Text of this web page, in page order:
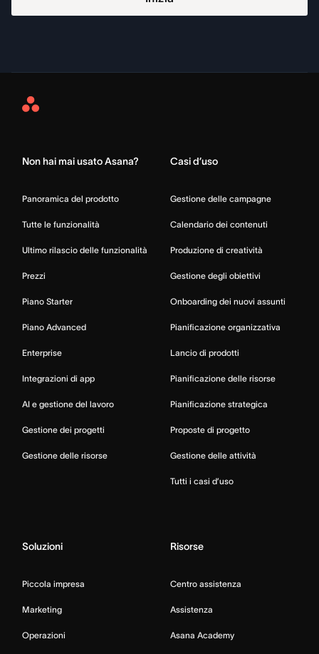
Asana
Non hai mai usato Asana?
Panoramica del prodotto
Tutte le funzionalità
Ultimo rilascio delle funzionalità
Prezzi
Piano Starter
Piano Advanced
Enterprise
Integrazioni di app
AI e gestione del lavoro
Gestione dei progetti
Gestione delle risorse
Casi d’uso
Gestione delle campagne
Calendario dei contenuti
Produzione di creatività
Gestione degli obiettivi
Onboarding dei nuovi assunti
Pianificazione organizzativa
Lancio di prodotti
Pianificazione delle risorse
Pianificazione strategica
Proposte di progetto
Gestione delle attività
Tutti i casi d’uso
Soluzioni
Piccola impresa
Marketing
Operazioni
Risorse
Centro assistenza
Assistenza
Asana Academy